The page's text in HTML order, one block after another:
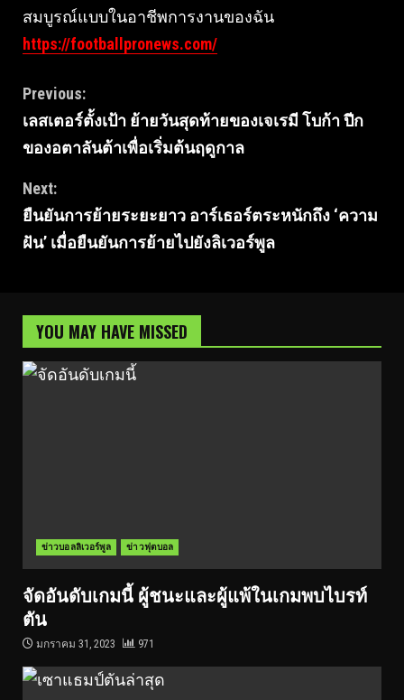
สมบูรณ์แบบในอาชีพการงานของฉัน
https://footballpronews.com/
Continue
Reading
Previous:
เลสเตอร์ตั้งเป้า ย้ายวันสุดท้ายของเจเรมี โบก้า ปีก
ของอตาลันต้าเพื่อเริ่มต้นฤดูกาล
Next:
ยืนยันการย้ายระยะยาว อาร์เธอร์ตระหนักถึง ‘ความ
ฝัน’ เมื่อยืนยันการย้ายไปยังลิเวอร์พูล
YOU MAY HAVE MISSED
ข่าวบอลลิเวอร์พูล ข่าวฟุตบอล
จัดอันดับเกมนี้ ผู้ชนะและผู้แพ้ในเกมพบไบรท์
ตัน
มกราคม 31, 2023 971